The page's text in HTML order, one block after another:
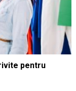
pentru